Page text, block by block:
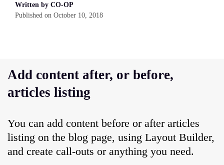
Written by CO-OP
Published on October 10, 2018
Add content after, or before,
articles listing
You can add content before or after articles
listing on the blog page, using Layout Builder,
and create call-outs or anything you need.